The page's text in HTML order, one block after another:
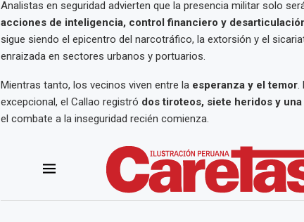
Analistas en seguridad advierten que la presencia militar solo
acciones de inteligencia, control financiero y
sigue siendo el epicentro del narcotráfico, la extorsión y el
enraizada en sectores urbanos y portuarios.
Mientras tanto, los vecinos viven entre la esperanza y el temor.
excepcional, el Callao registró dos tiroteos, siete heridos y una
el combate a la inseguridad recién comienza.